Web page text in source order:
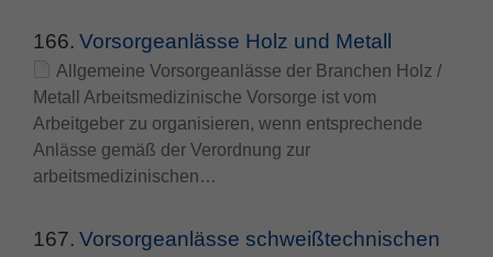
166. Vorsorgeanlässe Holz und Metall
Allgemeine Vorsorgeanlässe der Branchen Holz /
Metall Arbeitsmedizinische Vorsorge ist vom
Arbeitgeber zu organisieren, wenn entsprechende
Anlässe gemäß der Verordnung zur
arbeitsmedizinischen…
167. Vorsorgeanlässe schweißtechnischen